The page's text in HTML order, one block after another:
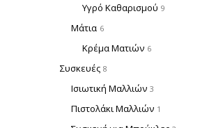
Υγρό Καθαρισμού 9
Μάτια 6
Κρέμα Ματιών 6
Συσκευές 8
Ισιωτική Μαλλιών 3
Πιστολάκι Μαλλιών 1